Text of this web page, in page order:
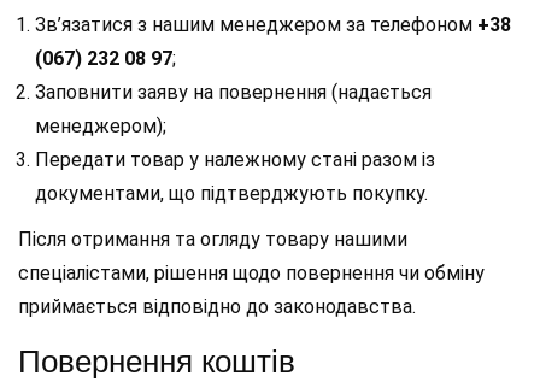
Зв’язатися з нашим менеджером за телефоном +38
(067) 232 08 97;
Заповнити заяву на повернення (надається
менеджером);
Передати товар у належному стані разом із
документами, що підтверджують покупку.
Після отримання та огляду товару нашими
спеціалістами, рішення щодо повернення чи обміну
приймається відповідно до законодавства.
Повернення коштів